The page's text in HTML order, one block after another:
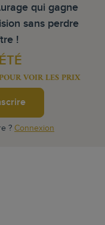
qui gagne
sans perdre
!
VOIR LES PRIX
? Connexion